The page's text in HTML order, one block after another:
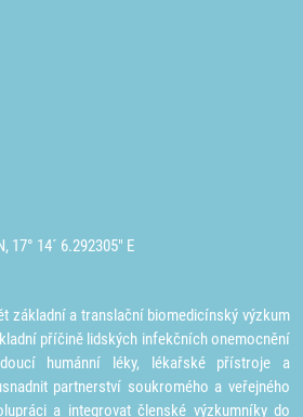
17° 14´ 6.292305" E
základní a translační biomedicínský výzkum
příčině lidských infekčních onemocnění
humánní léky, lékařské přístroje a
partnerství soukromého a veřejného
a integrovat členské výzkumníky do